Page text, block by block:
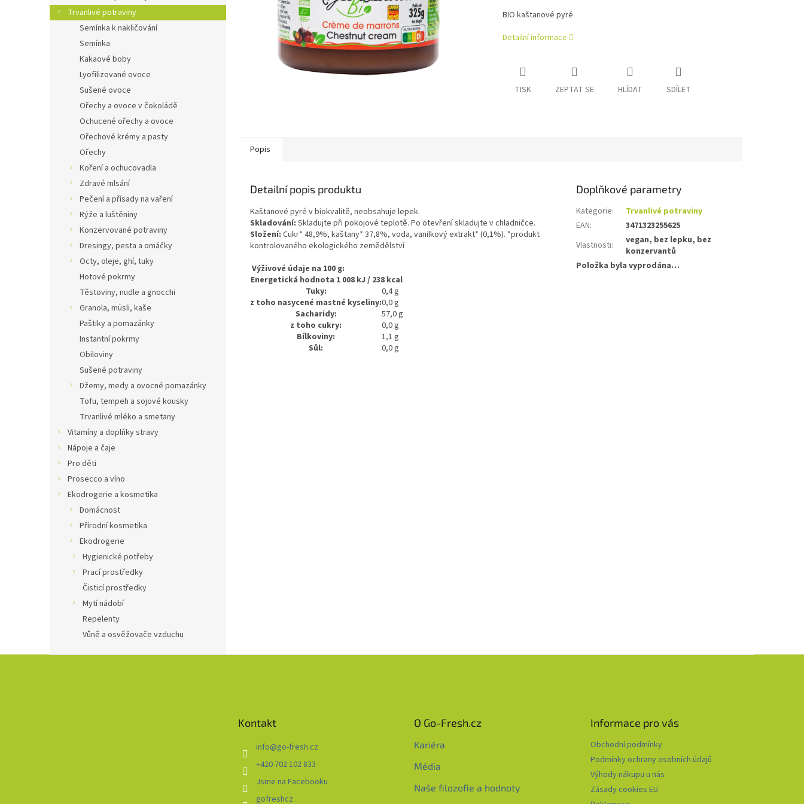
n
e
Trvanlivé potraviny
Semínka k nakličování
Semínka
Kakaové boby
Lyofilizované ovoce
Sušené ovoce
Ořechy a ovoce v čokoládě
Ochucené ořechy a ovoce
Ořechové krémy a pasty
Ořechy
Koření a ochucovadla
Zdravé mlsání
Pečení a přísady na vaření
Rýže a luštěniny
Konzervované potraviny
Dresingy, pesta a omáčky
Octy, oleje, ghí, tuky
Hotové pokrmy
Těstoviny, nudle a gnocchi
Granola, müsli, kaše
Paštiky a pomazánky
Instantní pokrmy
Obiloviny
Sušené potraviny
Džemy, medy a ovocné pomazánky
Tofu, tempeh a sojové kousky
Trvanlivé mléko a smetany
Vitamíny a doplňky stravy
Nápoje a čaje
Pro děti
Prosecco a víno
Ekodrogerie a kosmetika
Domácnost
Přírodní kosmetika
Ekodrogerie
Hygienické potřeby
Prací prostředky
Čisticí prostředky
Mytí nádobí
Repelenty
Vůně a osvěžovače vzduchu
BIO kaštanové pyré
Detailní informace
TISK ZEPTAT SE HLÍDAT SDÍLET
Popis
Detailní popis produktu
Kaštanové pyré v biokvalitě, neobsahuje lepek.
Skladování: Skladujte při pokojové teplotě. Po otevření skladujte v chladničce.
Složení: Cukr* 48,9%, kaštany* 37,8%, voda, vanilkový extrakt* (0,1%). *produkt
kontrolovaného ekologického zemědělství
Výživové údaje na 100 g:
Energetická hodnota 1 008 kJ / 238 kcal
Tuky:
0,4 g
z toho nasycené mastné kyseliny:0,0 g
Sacharidy:
57,0 g
z toho cukry:
0,0 g
Bílkoviny:
1,1 g
Sůl:
0,0 g
Doplňkové parametry
Kategorie:
Trvanlivé potraviny
EAN:
3471323255625
Vlastnosti:
vegan, bez lepku, bez
konzervantů
Položka byla vyprodána…
Kontakt
info@go-fresh.cz
+420 702 102 833
Jsme na Facebooku
gofreshcz
O Go-Fresh.cz
Kariéra
Média
Naše filozofie a hodnoty
Informace pro vás
Obchodní podmínky
Podmínky ochrany osobních údajů
Výhody nákupu u nás
Zásady cookies EU